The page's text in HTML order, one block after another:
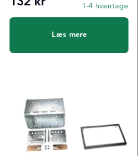
1-4 hverdage
Læs mere